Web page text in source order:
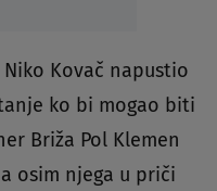
Kovač napustio
ko bi mogao biti
Briža Pol Klemen
osim njega u priči